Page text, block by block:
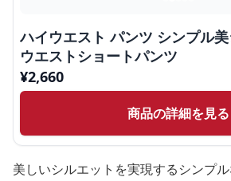
ハイウエスト パンツ シンプル
ウエストショートパンツ
¥2,660
商品の詳細を見る
美しいシルエットを実現するシンプ